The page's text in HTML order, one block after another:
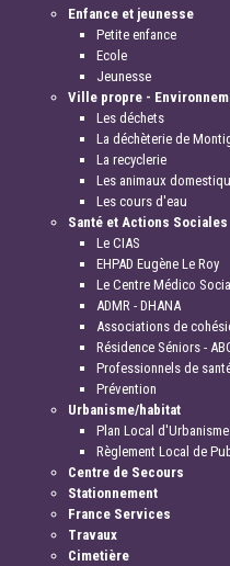
Enfance et jeunesse
Petite enfance
Ecole
Jeunesse
Ville propre -
Les déchets
La déchèterie de
La recyclerie
Les animaux
Les cours d'eau
Santé et Actions Sociales
Le CIAS
EHPAD Eugène Le Roy
Le Centre Médico
ADMR - DHANA
Associations de
Résidence Séniors -
Professionnels de
Prévention
Urbanisme/habitat
Plan Local
Règlement Local de
Centre de Secours
Stationnement
France Services
Travaux
Cimetière